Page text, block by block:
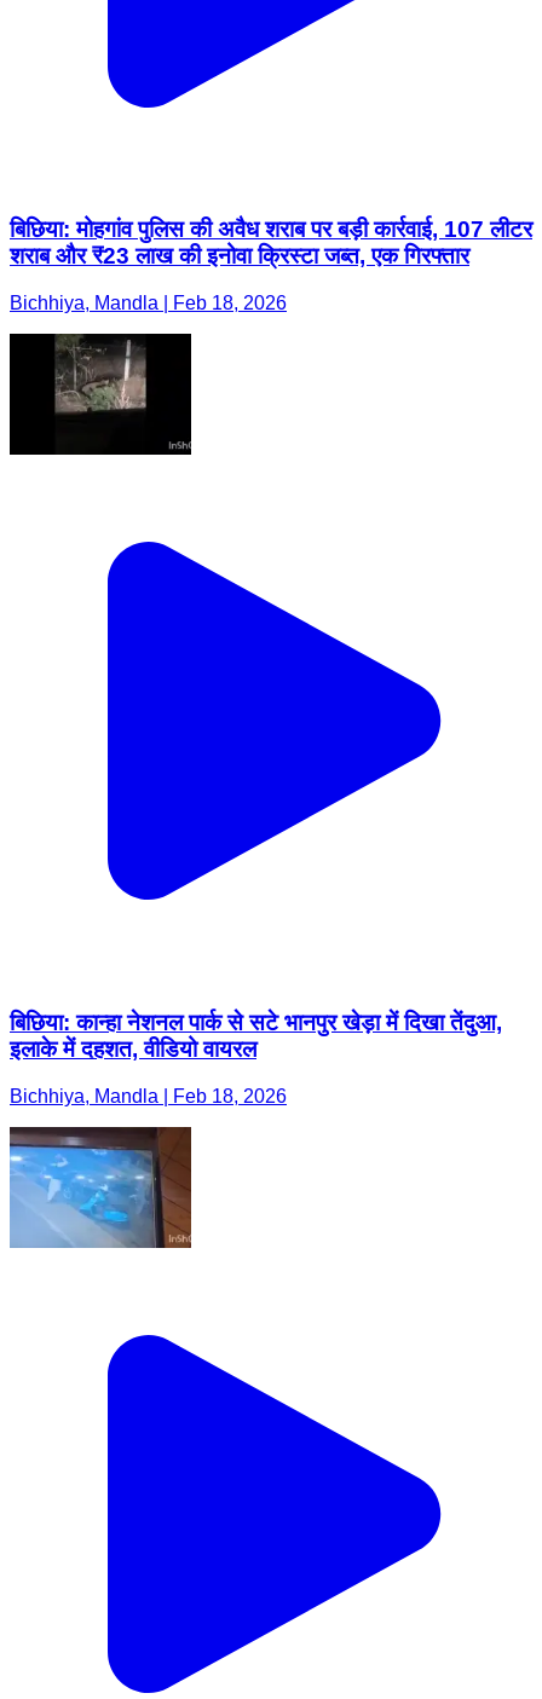
बिछिया: मोहगांव पुलिस की अवैध शराब पर बड़ी कार्रवाई, 107 लीटर
शराब और ₹23 लाख की इनोवा क्रिस्टा जब्त, एक गिरफ्तार
Bichhiya, Mandla | Feb 18, 2026
बिछिया: कान्हा नेशनल पार्क से सटे भानपुर खेड़ा में दिखा तेंदुआ,
इलाके में दहशत, वीडियो वायरल
Bichhiya, Mandla | Feb 18, 2026